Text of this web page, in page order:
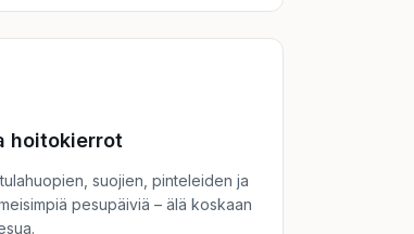
hoitokierrot
suojien, pinteleiden ja
pesupäiviä – älä koskaan